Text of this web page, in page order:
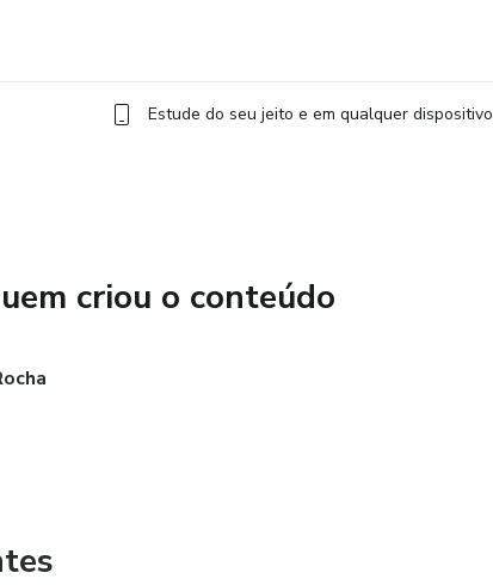
Estude do seu jeito e em qualquer dispositivo
criou o conteúdo